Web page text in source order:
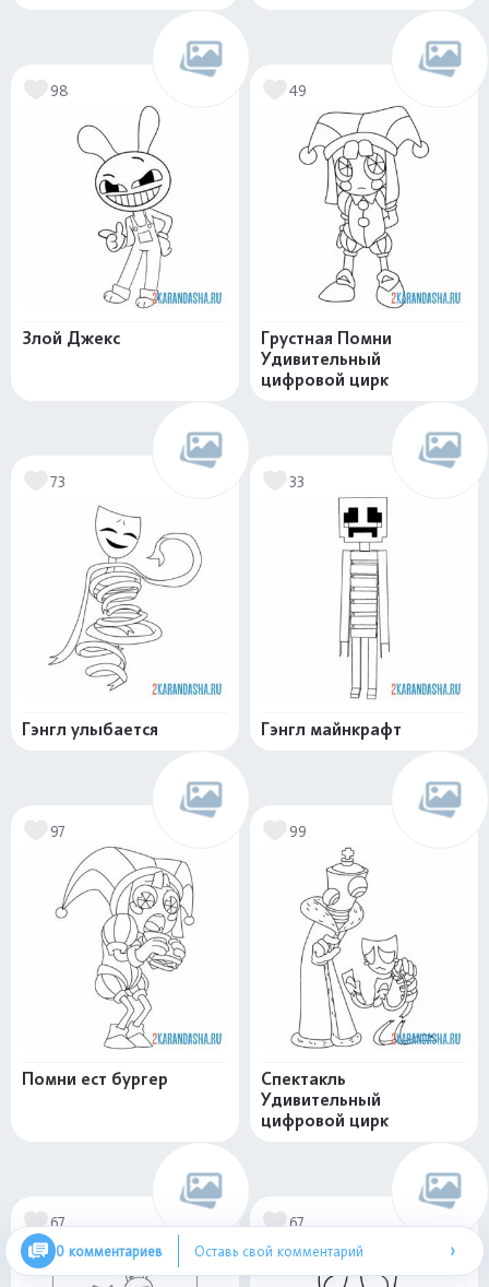
98
Злой Джекс
49
Грустная Помни
Удивительный
цифровой цирк
73
Гэнгл улыбается
33
Гэнгл майнкрафт
97
Помни ест бургер
99
Спектакль
Удивительный
цифровой цирк
67 67
0 комментариев Оставь свой комментарий ›